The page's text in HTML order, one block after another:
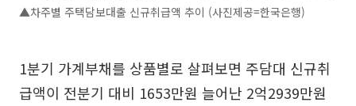
▲차주별 주택담보대출 신규취급액 추이 (사진제공=한국은행)
1분기 가계부채를 상품별로 살펴보면 주담대 신규취
급액이 전분기 대비 1653만원 늘어난 2억2939만원